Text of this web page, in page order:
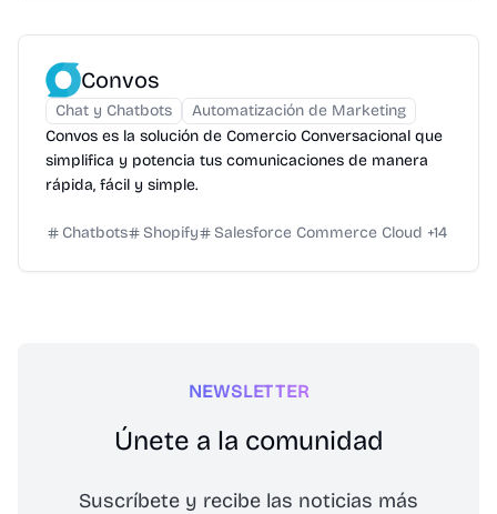
Convos
Chat y Chatbots
Automatización de Marketing
Convos es la solución de Comercio Conversacional que
simplifica y potencia tus comunicaciones de manera
rápida, fácil y simple.
Chatbots Shopify Salesforce Commerce Cloud +14
NEWSLETTER
Únete a la comunidad
Suscríbete y recibe las noticias más